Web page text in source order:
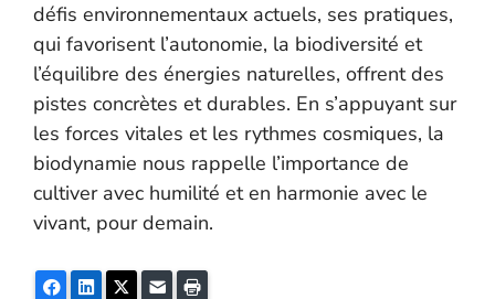
défis environnementaux actuels, ses pratiques,
qui favorisent l’autonomie, la biodiversité et
l’équilibre des énergies naturelles, offrent des
pistes concrètes et durables. En s’appuyant sur
les forces vitales et les rythmes cosmiques, la
biodynamie nous rappelle l’importance de
cultiver avec humilité et en harmonie avec le
vivant, pour demain.
FacebookLinkedInTwitterE-mail